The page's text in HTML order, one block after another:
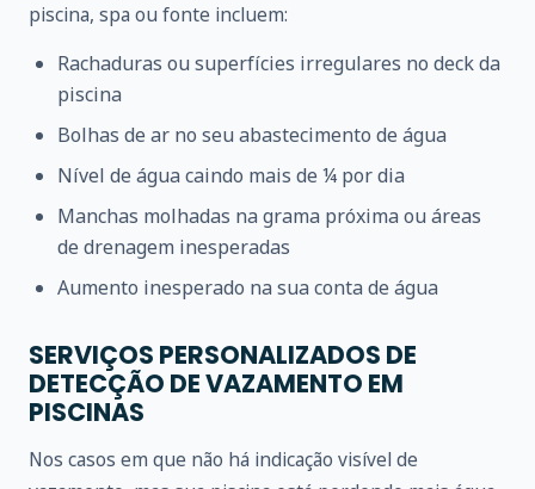
piscina, spa ou fonte incluem:
Rachaduras ou superfícies irregulares no deck da
piscina
Bolhas de ar no seu abastecimento de água
Nível de água caindo mais de ¼ por dia
Manchas molhadas na grama próxima ou áreas
de drenagem inesperadas
Aumento inesperado na sua conta de água
SERVIÇOS PERSONALIZADOS DE
DETECÇÃO DE VAZAMENTO EM
PISCINAS
Nos casos em que não há indicação visível de